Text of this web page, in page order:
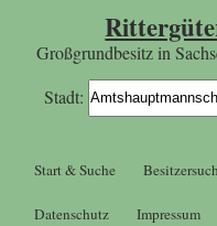
Großgrundbesitz in
Stadt:
Start & Suche
Datenschutz Impressum